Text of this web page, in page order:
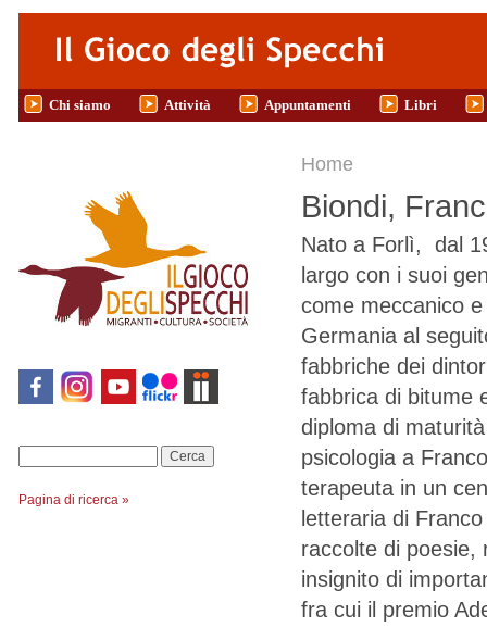
Salta al contenuto principale
Chi siamo Attività Appuntamenti Libri
Pagina di ricerca »
Tu sei qui
Home
Biondi,
Nato a Forlì, dal
largo con i suoi
come meccanico
Germania al
fabbriche dei
fabbrica di bitume
diploma di
psicologia a
terapeuta in un
letteraria di
raccolte di poesie,
insignito di
fra cui il premio